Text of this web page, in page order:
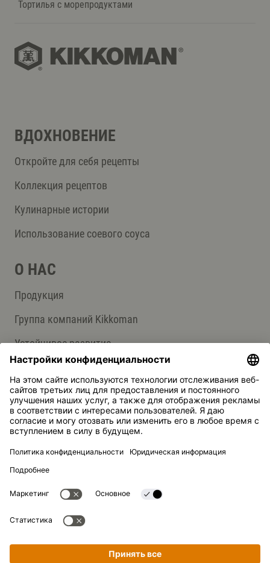
Тортилья с морепродуктами
ВДОХНОВЕНИЕ
Откройте для себя рецепты
Коллекция рецептов
Кулинарные истории
Использование соевого соуса
О НАС
Продукция
Группа компаний Kikkoman
Устойчивое развитие
СЛУЖБА ПОДДЕРЖКИ
Ответы на вопросы
Контакты
Kikkoman — зарегистрированная торговая марка Kikkoman
© Kikkoman Trading Europe GmbH 2023 – 2026
Теодорштрассе 180, 40472 Дюссельдорф, Германия
Номер в коммерческом реестре: HRB 35856 (в Окружном
Настройки конфиденциальности